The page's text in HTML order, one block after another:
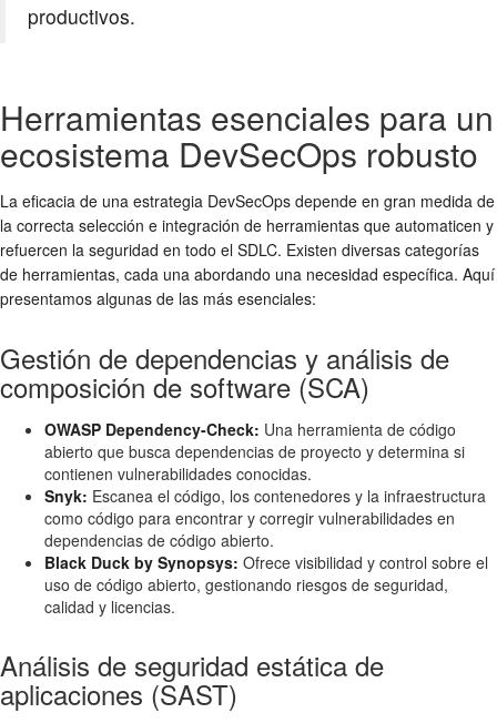
productivos.
Herramientas esenciales para un
ecosistema DevSecOps robusto
La eficacia de una estrategia DevSecOps depende en gran medida de
la correcta selección e integración de herramientas que automaticen y
refuercen la seguridad en todo el SDLC. Existen diversas categorías
de herramientas, cada una abordando una necesidad específica. Aquí
presentamos algunas de las más esenciales:
Gestión de dependencias y análisis de
composición de software (SCA)
OWASP Dependency-Check: Una herramienta de código
abierto que busca dependencias de proyecto y determina si
contienen vulnerabilidades conocidas.
Snyk: Escanea el código, los contenedores y la infraestructura
como código para encontrar y corregir vulnerabilidades en
dependencias de código abierto.
Black Duck by Synopsys: Ofrece visibilidad y control sobre el
uso de código abierto, gestionando riesgos de seguridad,
calidad y licencias.
Análisis de seguridad estática de
aplicaciones (SAST)